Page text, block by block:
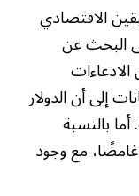
الاقتصادي
البحث عن
إلى أن الدولار
أما بالنسبة
غامضًا، مع وجود